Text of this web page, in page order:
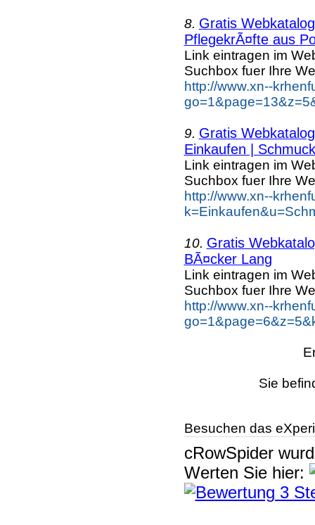
8. Gratis
PflegekrÃ¤fte aus
Link eintragen im
Suchbox fuer Ihre
http://www.xn--
9. Gratis
Einkaufen | Schmuck
Link eintragen im
Suchbox fuer Ihre
http://www.xn--
10. Gratis
BÃ¤cker Lang
Link eintragen im
Suchbox fuer Ihre
http://www.xn--
Sie
Besuchen das
cRowSpider
Werten Sie hier: